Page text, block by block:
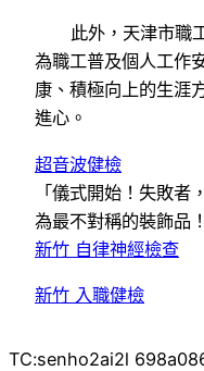
此外，天津市職
為職工普及個人工作
康、積極向上的生涯
進心。
超音波健檢
「儀式開始！失敗
為最不對稱的裝飾品！
新竹 自律神經檢查
新竹 入職健檢
TC:senho2ai2l